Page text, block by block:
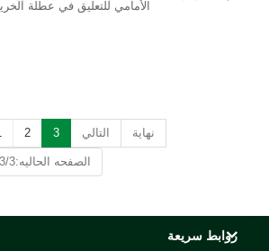
الأمامي للتعليق في عطلة
2 3 التالي نهاية
الصفحه الحاليه:3/3 المجموع 31 العناصر
روابط سريعة